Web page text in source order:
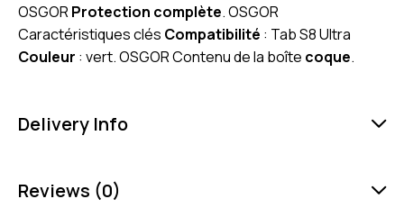
OSGORProtection complète. OSGOR
Caractéristiques clés Compatibilité : Tab S8 Ultra
Couleur : vert. OSGOR Contenu de la boîte coque.
Delivery Info
Reviews (0)